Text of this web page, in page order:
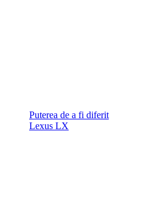
Puterea de a fi diferit
Lexus LX